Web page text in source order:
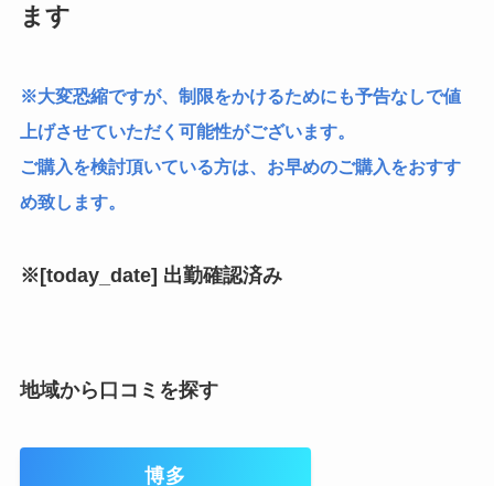
ます
※大変恐縮ですが、制限をかけるためにも予告なしで値
上げさせていただく可能性がございます。
ご購入を検討頂いている方は、お早めのご購入をおすす
め致します。
※[today_date] 出勤確認済み
地域から口コミを探す
博多